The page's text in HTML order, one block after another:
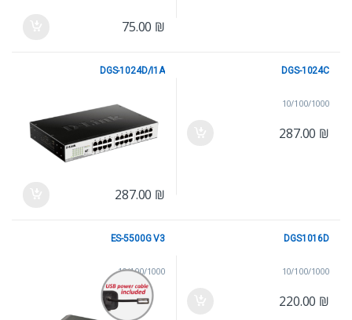
75.00 ₪
10/100/1000
DGS-1024C
287.00 ₪
10/100/1000
DGS-1024D/I1A
287.00 ₪
10/100/1000
DGS1016D
220.00 ₪
10/100/1000
ES-5500G V3